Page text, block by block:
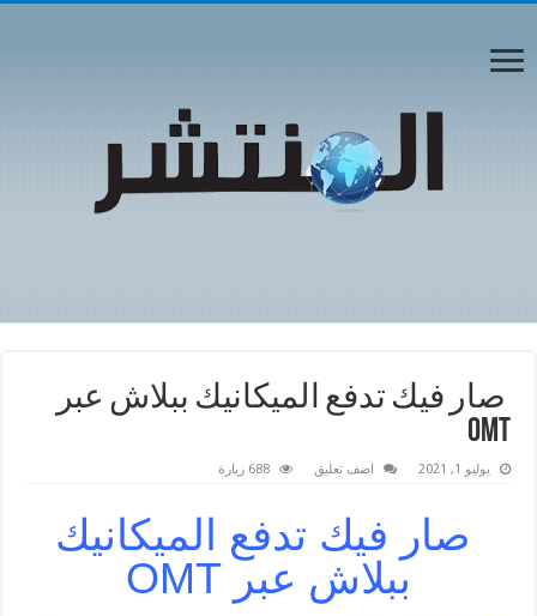
صار فيك تدفع الميكانيك ببلاش عبر
OMT
يوليو 1, 2021 اضف تعليق 688 زيارة
صار فيك تدفع الميكانيك
ببلاش عبر OMT